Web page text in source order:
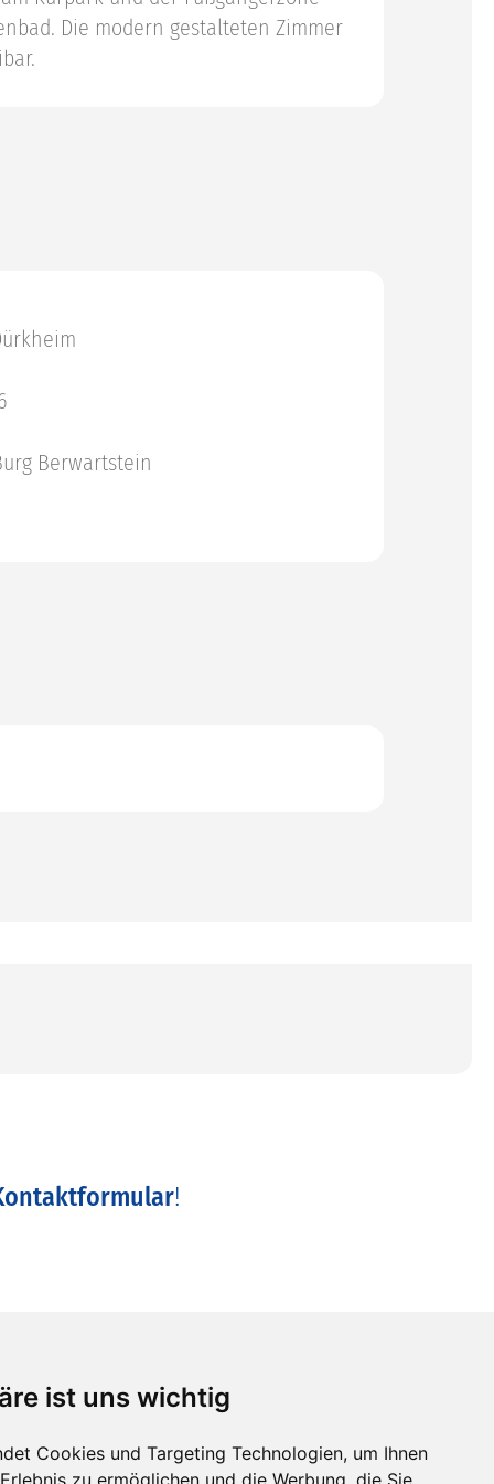
ist uns wichtig
Cookies und Targeting Technologien, um Ihnen
zu ermöglichen und die Werbung, die Sie
Die modern gestalteten Zimmer
Berwartstein
!
Unsere Öffnungszeiten